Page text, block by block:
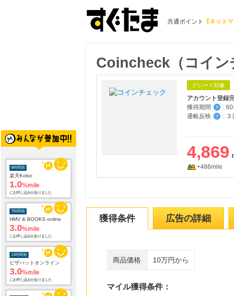
共通ポイント 【ネットマ
6時間前
楽天Kobo
1.0%mile
にお申し込みがありました
7時間前
HMV & BOOKS online
3.0%mile
にお申し込みがありました
11時間前
ピザハットオンライン
3.0%mile
にお申し込みがありました
Coincheck（コイン
グレード対象
アカウント登録
獲得期間
？ : 60
通帳反映
？ :
4,869
+486mile
獲得条件 広告の詳細
商品価格 10万円から
マイル獲得条件：